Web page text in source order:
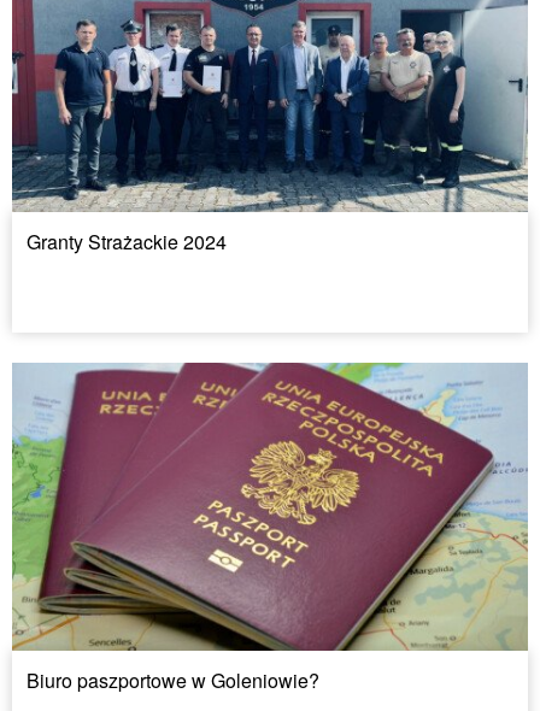
Granty Strażackie 2024
Biuro paszportowe w Goleniowie?